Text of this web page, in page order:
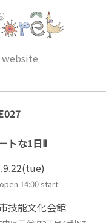
トな1日Ⅱ
14:00 start
技能文化会館